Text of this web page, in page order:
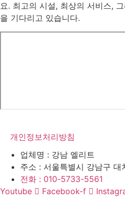
요. 최고의 시설, 최상의 서비스,
을 기다리고 있습니다.
개인정보처리방침
업체명 : 강남 엘리트
주소 : 서울특별시 강남구
전화 : 010-5733-5561
Youtube
Facebook-f